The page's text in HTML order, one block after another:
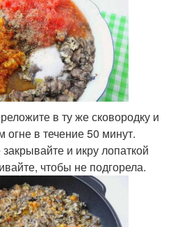
в ту же сковородку и
в течение 50 минут.
и икру лопаткой
чтобы не подгорела.